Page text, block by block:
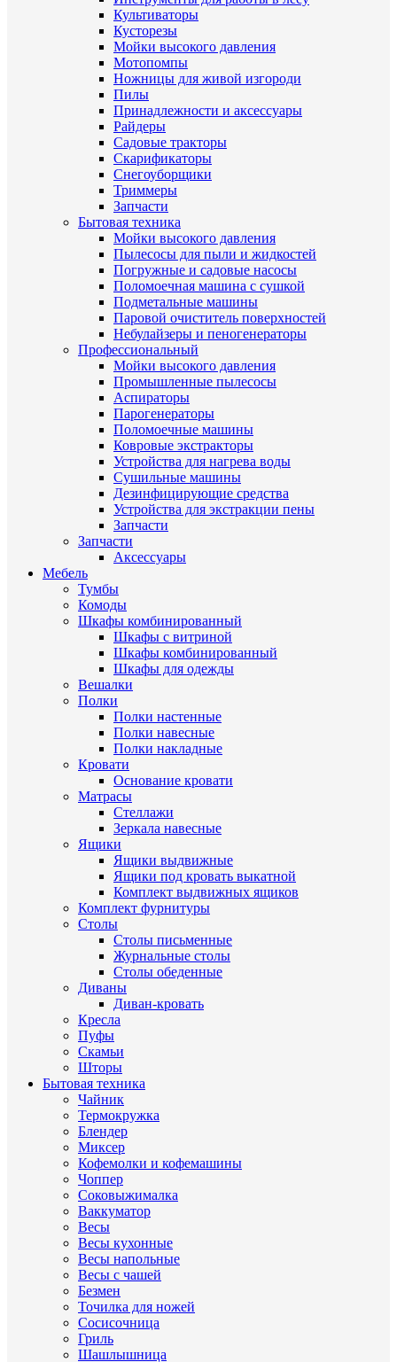
Культиваторы
Кусторезы
Мойки высокого давления
Мотопомпы
Ножницы для живой изгороди
Пилы
Принадлежности и аксессуары
Райдеры
Садовые тракторы
Скарификаторы
Снегоуборщики
Триммеры
Запчасти
Бытовая техника
Мойки высокого давления
Пылесосы для пыли и жидкостей
Погружные и садовые насосы
Поломоечная машина с сушкой
Подметальные машины
Паровой очиститель поверхностей
Небулайзеры и пеногенераторы
Профессиональный
Мойки высокого давления
Промышленные пылесосы
Аспираторы
Парогенераторы
Поломоечные машины
Ковровые экстракторы
Устройства для нагрева воды
Сушильные машины
Дезинфицирующие средства
Устройства для экстракции пены
Запчасти
Запчасти
Аксессуары
Мебель
Тумбы
Комоды
Шкафы комбинированный
Шкафы с витриной
Шкафы комбинированный
Шкафы для одежды
Вешалки
Полки
Полки настенные
Полки навесные
Полки накладные
Кровати
Основание кровати
Матрасы
Стеллажи
Зеркала навесные
Ящики
Ящики выдвижные
Ящики под кровать выкатной
Комплект выдвижных ящиков
Комплект фурнитуры
Столы
Столы письменные
Журнальные cтолы
Столы обеденные
Диваны
Диван-кровать
Кресла
Пуфы
Скамьи
Шторы
Бытовая техника
Чайник
Термокружка
Блендер
Миксер
Кофемолки и кофемашины
Чоппер
Соковыжималка
Ваккуматор
Весы
Весы кухонные
Весы напольные
Весы с чашей
Безмен
Точилка для ножей
Сосисочница
Гриль
Шашлышница